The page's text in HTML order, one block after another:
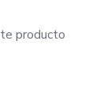
producto